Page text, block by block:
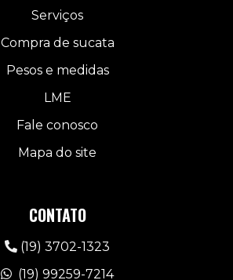
Serviços
Compra de sucata
Pesos e medidas
LME
Fale conosco
Mapa do site
CONTATO
(19) 3702-1323
(19) 99259-7214